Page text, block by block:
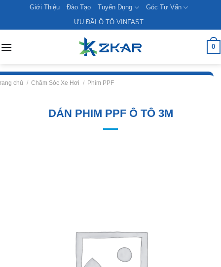
content
Giới Thiệu Đào Tạo Tuyển Dụng
Góc Tư Vấn
ƯU ĐÃI Ô TÔ VINFAST
0
chủ / Chăm Sóc Xe Hơi / Phim PPF
DÁN PHIM PPF Ô TÔ 3M